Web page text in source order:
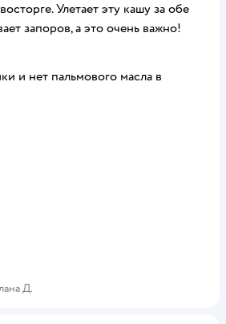
Улетает эту кашу за обе
запоров, а это очень важно!
и нет пальмового масла в
Д.